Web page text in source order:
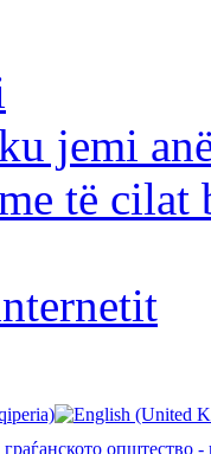
jemi
të cilat
општество